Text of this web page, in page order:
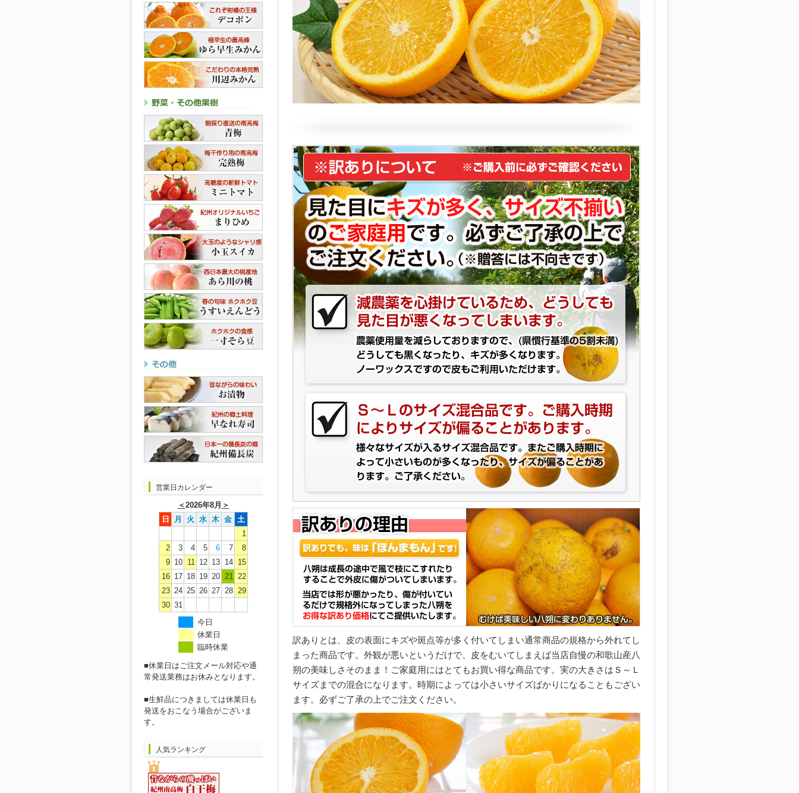
営業日カレンダー
＜2026年8月 ＞
日
月 火 水 木 金 土
1
2
3 4 5 6 7
8
9 10 11 12 13 14 15
16 17 18 19 20 21 22
23 24 25 26 27 28 29
30 31
今日
休業日
臨時休業
■休業日はご注文メール対応や通
常発送業務はお休みとなります。
■生鮮品につきましては休業日も
発送をおこなう場合がございま
す。
人気ランキング
訳ありとは、皮の表面にキズや斑点等が多く付いてしまい通常商品の規格から外れてし
まった商品です。外観が悪いというだけで、皮をむいてしまえば当店自慢の和歌山産八
朔の美味しさそのまま！ご家庭用にはとてもお買い得な商品です。実の大きさはＳ～Ｌ
サイズまでの混合になります。時期によっては小さいサイズばかりになることもござい
ます。必ずご了承の上でご注文ください。